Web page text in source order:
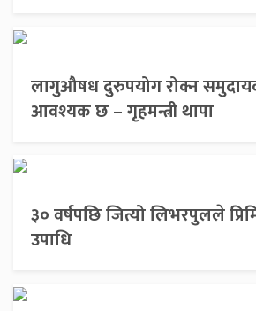
लागुऔषध दुरुपयोग रोक्न
आवश्यक छ – गृहमन्त्री थापा
३० वर्षपछि जित्यो लिभरपुलले
उपाधि